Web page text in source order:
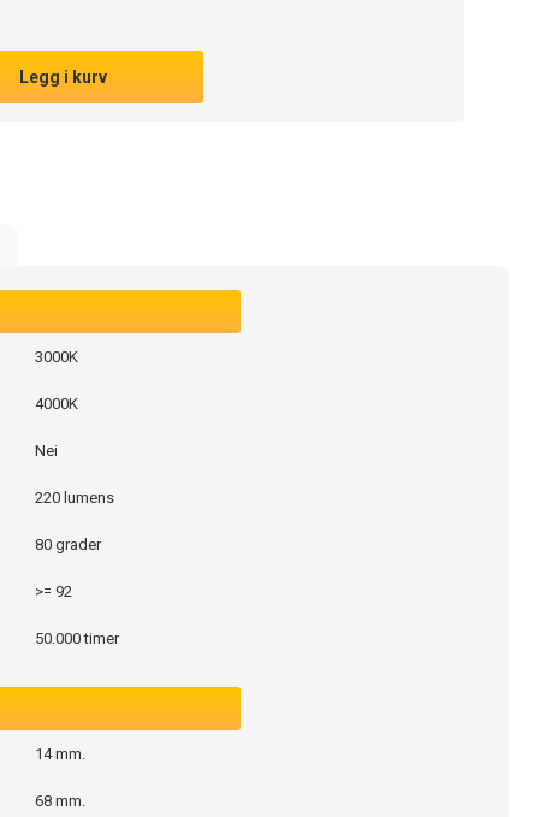
Legg i kurv
3000K
4000K
Nei
220 lumens
80 grader
>= 92
50.000 timer
14 mm.
68 mm.